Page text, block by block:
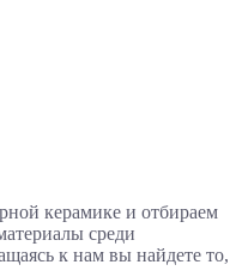
керамике и отбираем
среди
к нам вы найдете то,